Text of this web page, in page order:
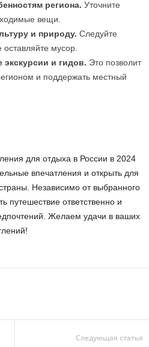
региона. Уточните
вещи.
и природу. Следуйте
мусор.
экскурсии и гидов. Это позволит
и поддержать местный
для отдыха в России в 2024
впечатления и открыть для
Независимо от выбранного
путешествие ответственно и
Желаем удачи в ваших
Следующая статья